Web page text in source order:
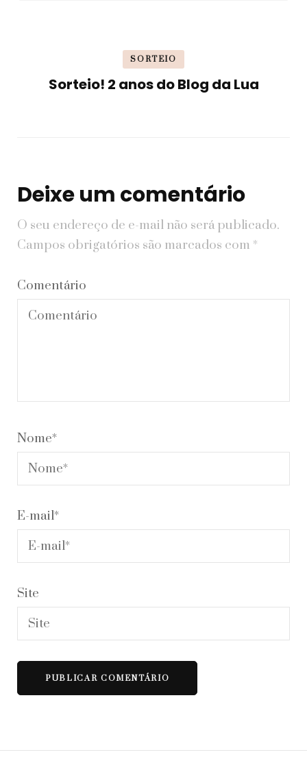
SORTEIO
Sorteio! 2 anos do Blog da Lua
Deixe um comentário
O seu endereço de e-mail não será publicado.
Campos obrigatórios são marcados com *
Comentário
Nome*
E-mail*
Site